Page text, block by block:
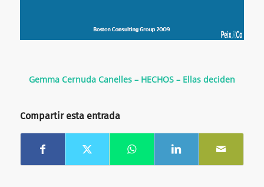
Gemma Cernuda Canelles – HECHOS – Ellas deciden
Compartir esta entrada